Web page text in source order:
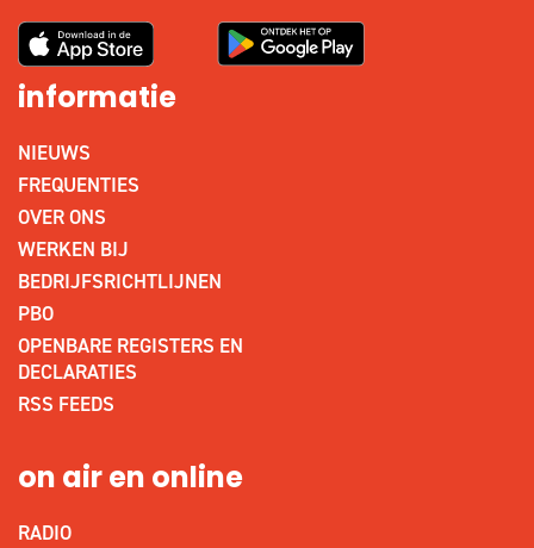
informatie
NIEUWS
FREQUENTIES
OVER ONS
WERKEN BIJ
BEDRIJFSRICHTLIJNEN
PBO
OPENBARE REGISTERS EN
DECLARATIES
RSS FEEDS
on air en online
RADIO